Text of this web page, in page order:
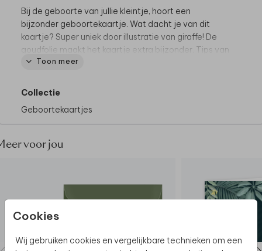
Cookies
Wij gebruiken cookies en vergelijkbare technieken om een
Bij de geboorte van jullie kleintje, hoort een
bijzonder geboortekaartje. Wat dacht je van dit
kaartje? Super uniek door illustratie van giraffe! De
goudfolie maakt het kaartje extra bijzonder. Tips van
onze makers:
coated karton.
• Maak de envelop dicht met een bijpassende
Dit geboortekaartje maakt deel uit van
complete set in deze stijl.
We helpen je graag!
Prachtig! Bestel een uitvergroting van je
vraag het geboortekaartje inposter formaathier
Toon meer
Collectie
Geboortekaartjes
voor jou